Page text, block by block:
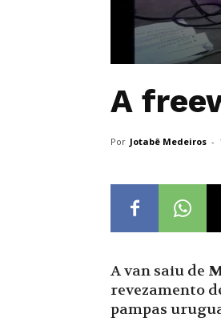
A
Por Jotabê Medeiros -
A van saiu de
revezamento
pampas